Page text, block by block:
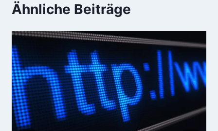
Ähnliche Beiträge